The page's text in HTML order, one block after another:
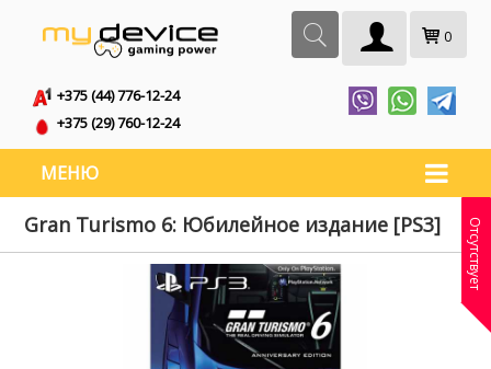
0
+375 (44) 776-12-24
+375 (29) 760-12-24
МЕНЮ
Gran Turismo 6: Юбилейное издание [PS3] Отсутствует